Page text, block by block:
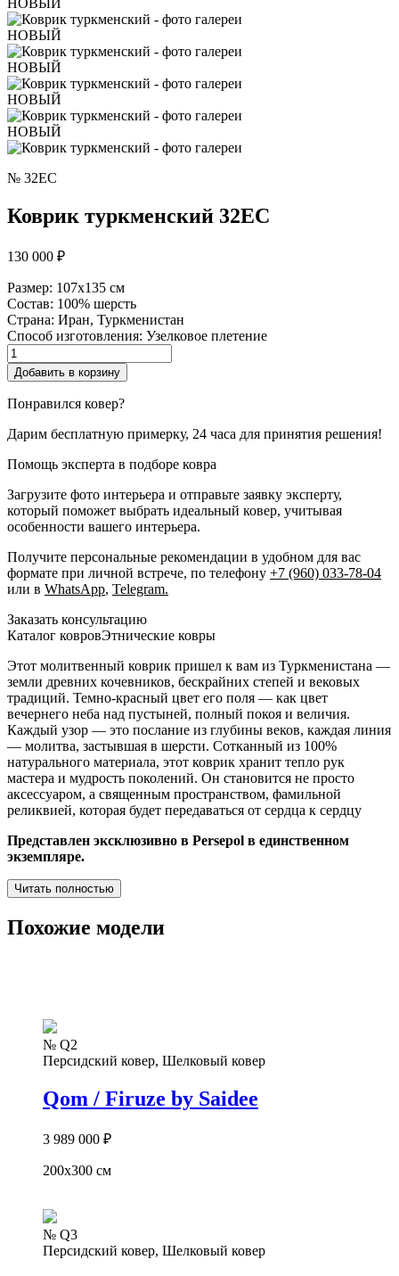
НОВЫЙ
НОВЫЙ
НОВЫЙ
НОВЫЙ
№ 32EC
Коврик туркменский 32EC
130 000 ₽
Размер: 107х135 см
Состав: 100% шерсть
Страна: Иран, Туркменистан
Способ изготовления: Узелковое плетение
Количество
товара
Коврик
туркменский
Добавить в корзину
Понравился ковер?
Дарим бесплатную примерку, 24 часа для принятия решения!
Помощь эксперта в подборе ковра
Загрузите фото интерьера и отправьте заявку эксперту,
который поможет выбрать идеальный ковер, учитывая
особенности вашего интерьера.
Получите персональные рекомендации в удобном для вас
формате при личной встрече, по телефону +7 (960) 033-78-04
или в WhatsApp, Telegram.
Заказать консультацию
Каталог ковровЭтнические ковры
Этот молитвенный коврик пришел к вам из Туркменистана —
земли древних кочевников, бескрайних степей и вековых
традиций. Темно-красный цвет его поля — как цвет
вечернего неба над пустыней, полный покоя и величия.
Каждый узор — это послание из глубины веков, каждая линия
— молитва, застывшая в шерсти. Сотканный из 100%
натурального материала, этот коврик хранит тепло рук
мастера и мудрость поколений. Он становится не просто
аксессуаром, а священным пространством, фамильной
реликвией, которая будет передаваться от сердца к сердцу
Представлен эксклюзивно в Persepol в единственном
экземпляре.
Читать полностью
Похожие модели
№ Q2
Персидский ковер, Шелковый ковер
Qom / Firuze by Saidee
3 989 000 ₽
200х300 см
№ Q3
Персидский ковер, Шелковый ковер